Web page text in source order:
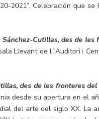
2021”. Celebración que
Sánchez-Cutillas, des de les
Llevant de l´Auditori i
des de les fronteres del
desde su apertura en el
del arte del siglo XX. La